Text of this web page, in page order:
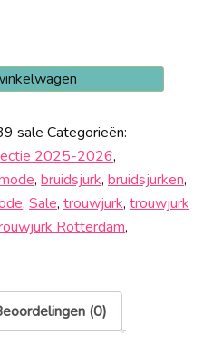
sale Categorieën:
2025-2026,
, bruidsjurk, bruidsjurken,
, Sale, trouwjurk, trouwjurk
Rotterdam,
(0)